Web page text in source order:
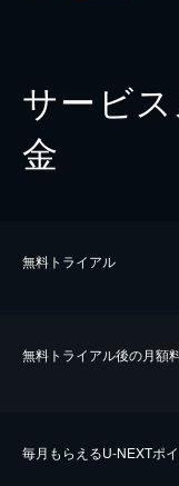
サービ
金
無料トライアル
無料トライアル後の⽉額
毎⽉もらえるU-NEXTポ